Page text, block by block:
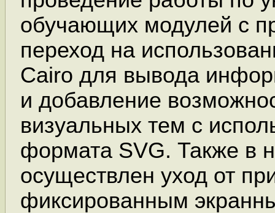
обучающих модулей с
переход на
Cairo для вывода
и добавление
визуальных тем с
формата SVG. Также в
осуществлен уход от
фиксированным